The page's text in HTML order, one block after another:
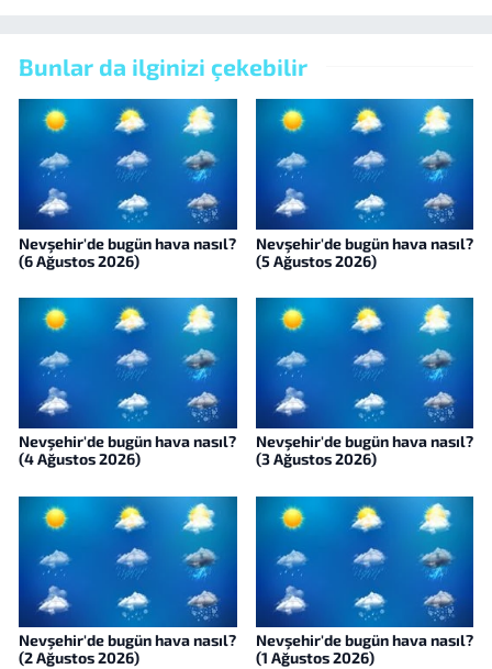
Bunlar da ilginizi çekebilir
Nevşehir'de bugün hava nasıl?
(6 Ağustos 2026)
Nevşehir'de bugün hava nasıl?
(5 Ağustos 2026)
Nevşehir'de bugün hava nasıl?
(4 Ağustos 2026)
Nevşehir'de bugün hava nasıl?
(3 Ağustos 2026)
Nevşehir'de bugün hava nasıl?
(2 Ağustos 2026)
Nevşehir'de bugün hava nasıl?
(1 Ağustos 2026)